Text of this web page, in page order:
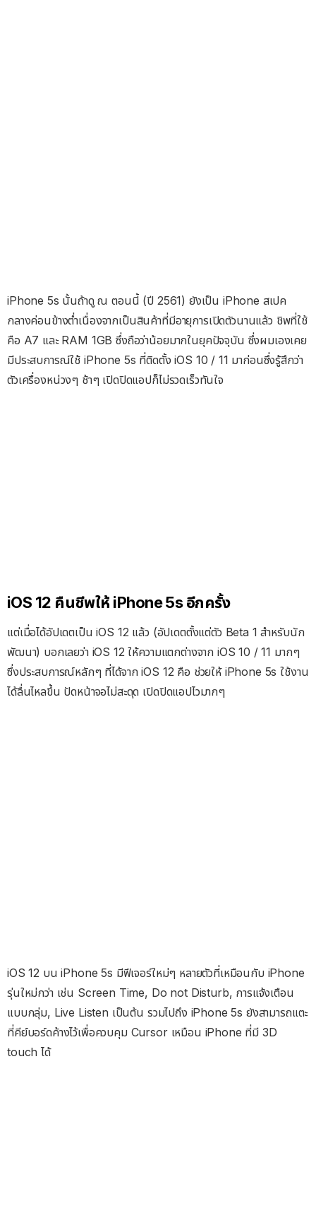
iPhone 5s นั้นถ้าดู ณ ตอนนี้ (ปี 2561) ยังเป็น iPhone สเปค
กลางค่อนข้างต่ำเนื่องจากเป็นสินค้าที่มีอายุการเปิดตัวนานแล้ว ชิพที่ใช้
คือ A7 และ RAM 1GB ซึ่งถือว่าน้อยมากในยุคปัจจุบัน ซึ่งผมเองเคย
มีประสบการณ์ใช้ iPhone 5s ที่ติดตั้ง iOS 10 / 11 มาก่อนซึ่งรู้สึกว่า
ตัวเครื่องหน่วงๆ ช้าๆ เปิดปิดแอปก็ไม่รวดเร็วทันใจ
iOS 12 คืนชีพให้ iPhone 5s อีกครั้ง
แต่เมื่อได้อัปเดตเป็น iOS 12 แล้ว (อัปเดตตั้งแต่ตัว Beta 1 สำหรับนัก
พัฒนา) บอกเลยว่า iOS 12 ให้ความแตกต่างจาก iOS 10 / 11 มากๆ
ซึ่งประสบการณ์หลักๆ ที่ได้จาก iOS 12 คือ ช่วยให้ iPhone 5s ใช้งาน
ได้ลื่นไหลขึ้น ปัดหน้าจอไม่สะดุด เปิดปิดแอปไวมากๆ
iOS 12 บน iPhone 5s มีฟีเจอร์ใหม่ๆ หลายตัวที่เหมือนกับ iPhone
รุ่นใหม่กว่า เช่น Screen Time, Do not Disturb, การแจ้งเตือน
แบบกลุ่ม, Live Listen เป็นต้น รวมไปถึง iPhone 5s ยังสามารถแตะ
ที่คีย์บอร์ดค้างไว้เพื่อควบคุม Cursor เหมือน iPhone ที่มี 3D
touch ได้